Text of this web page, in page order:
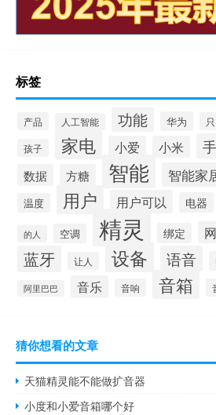
标签
产品 人工智能 功能 华为
孩子 家电 小爱 小米
数据 方糖 智能 智能家
温度
用户 用户可以 电器
的人 空调 精灵 绑定
蓝牙 让人 设备 语音
阿里巴巴 音乐 音响 音箱
猜你想看的文章
天猫精灵能不能做扩音器
小度和小爱音箱哪个好